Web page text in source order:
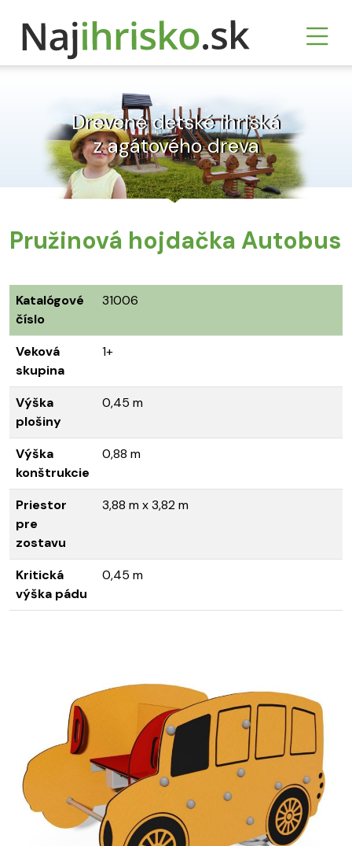
Drevené detské ihriská
z agátového dreva
Pružinová hojdačka Autobus
Katalógové
číslo
31006
Veková
skupina
1+
Výška
plošiny
0,45 m
Výška
konštrukcie
0,88 m
Priestor
pre
zostavu
3,88 m x 3,82 m
Kritická
výška pádu
0,45 m